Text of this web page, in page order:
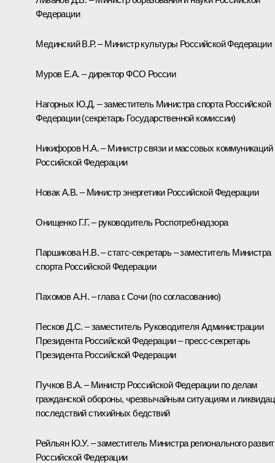
Федерации
Мединский В.Р. – Министр культуры Российской Федерации
Муров Е.А. – директор ФСО России
Нагорных Ю.Д. – заместитель Министра спорта Российской
Федерации (секретарь Государственной комиссии)
Никифоров Н.А. – Министр связи и массовых коммуникаций
Российской Федерации
Новак А.В. – Министр энергетики Российской Федерации
Онищенко Г.Г. – руководитель Роспотребнадзора
Паршикова Н.В. – статс-секретарь – заместитель Министра
спорта Российской Федерации
Пахомов А.Н. – глава г. Сочи (по согласованию)
Песков Д.С. – заместитель Руководителя Администрации
Президента Российской Федерации – пресс-секретарь
Президента Российской Федерации
Пучков В.А. – Министр Российской Федерации по делам
гражданской обороны, чрезвычайным ситуациям и
последствий стихийных бедствий
Рейльян Ю.У. – заместитель Министра регионального
Российской Федерации